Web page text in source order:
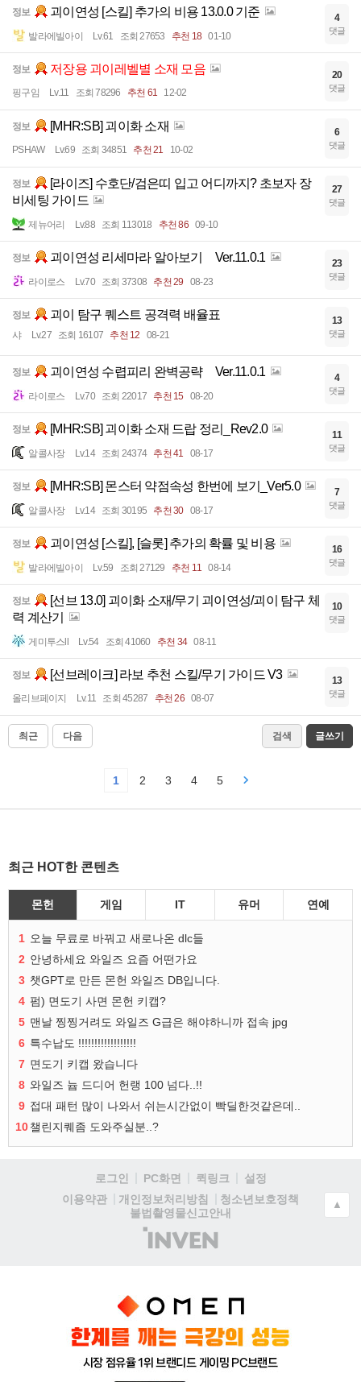
정보 괴이연성 [스킬] 추가의 비용 13.0.0 기준
발라에빌아이 Lv.61 조회 27653 추천 18 01-10
4
댓글
정보 저장용 괴이레벨별 소재 모음
핑구임 Lv.11 조회 78296 추천 61 12-02
20
댓글
정보 [MHR:SB] 괴이화 소재
PSHAW Lv.69 조회 34851 추천 21 10-02
6
댓글
정보
[라이즈] 수호단/검은띠 입고 어디까지? 초보자 장
비세팅 가이드
제뉴어리 Lv.88 조회 113018 추천 86 09-10
27
댓글
정보 괴이연성 리세마라 알아보기 Ver.11.0.1
라이로스 Lv.70 조회 37308 추천 29 08-23
23
댓글
정보 괴이 탐구 퀘스트 공격력 배율표
샤 Lv.27 조회 16107 추천 12 08-21
13
댓글
정보 괴이연성 수렵피리 완벽공략 Ver.11.0.1
라이로스 Lv.70 조회 22017 추천 15 08-20
4
댓글
정보 [MHR:SB] 괴이화 소재 드랍 정리_Rev2.0
알콜사장 Lv.14 조회 24374 추천 41 08-17
11
댓글
정보 [MHR:SB] 몬스터 약점속성 한번에 보기_Ver5.0
알콜사장 Lv.14 조회 30195 추천 30 08-17
7
댓글
정보 괴이연성 [스킬], [슬롯] 추가의 확률 및 비용
발라에빌아이 Lv.59 조회 27129 추천 11 08-14
16
댓글
정보
[선브 13.0] 괴이화 소재/무기 괴이연성/괴이 탐구 체
력 계산기
게미투스ll Lv.54 조회 41060 추천 34 08-11
10
댓글
정보 [선브레이크] 라보 추천 스킬/무기 가이드 V3
올리브페이지 Lv.11 조회 45287 추천 26 08-07
13
댓글
최근 다음 검색 글쓰기
1 2 3 4 5
최근 HOT한 콘텐츠
몬헌 게임 IT 유머 연예
1 오늘 무료로 바꿔고 새로나온 dlc들
2 안녕하세요 와일즈 요즘 어떤가요
3 챗GPT로 만든 몬헌 와일즈 DB입니다.
4 펌) 면도기 사면 몬헌 키캡?
5 맨날 찡찡거려도 와일즈 G급은 해야하니까 접속 jpg
6 특수납도 !!!!!!!!!!!!!!!!!!
7 면도기 키캡 왔습니다
8 와일즈 늅 드디어 헌랭 100 넘다..!!
9 접대 패턴 많이 나와서 쉬는시간없이 빡딜한것같은데..
10챌린지퀘좀 도와주실분..?
로그인 PC화면 퀵링크
설정
이용약관
개인정보처리방침
청소년보호정책
불법촬영물신고안내
(주)
인
▲